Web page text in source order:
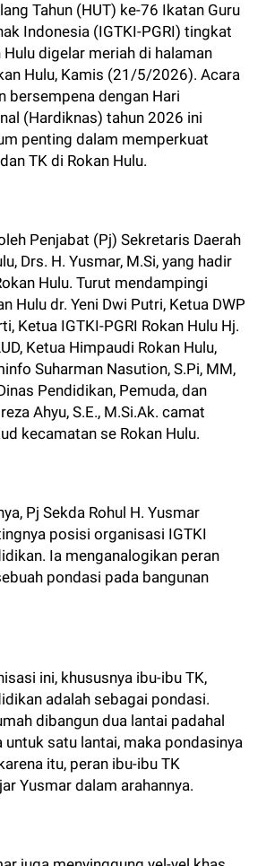
Tahun (HUT) ke-76 Ikatan Guru
Indonesia (IGTKI-PGRI) tingkat
Hulu digelar meriah di halaman
Hulu, Kamis (21/5/2026). Acara
bersempena dengan Hari
(Hardiknas) tahun 2026 ini
penting dalam memperkuat
TK di Rokan Hulu.
Penjabat (Pj) Sekretaris Daerah
Drs. H. Yusmar, M.Si, yang hadir
Hulu. Turut mendampingi
Hulu dr. Yeni Dwi Putri, Ketua DWP
Ketua IGTKI-PGRI Rokan Hulu Hj.
Ketua Himpaudi Rokan Hulu,
Suharman Nasution, S.Pi, MM,
Pendidikan, Pemuda, dan
Ahyu, S.E., M.Si.Ak. camat
kecamatan se Rokan Hulu.
Pj Sekda Rohul H. Yusmar
posisi organisasi IGTKI
Ia menganalogikan peran
pondasi pada bangunan
ini, khususnya ibu-ibu TK,
adalah sebagai pondasi.
dibangun dua lantai padahal
untuk satu lantai, maka pondasinya
itu, peran ibu-ibu TK
Yusmar dalam arahannya.